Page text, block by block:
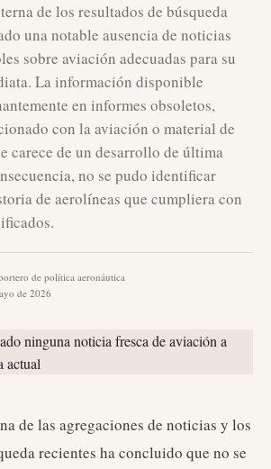
de los resultados de búsqueda
una notable ausencia de noticias
sobre aviación adecuadas para su
La información disponible
en informes obsoletos,
con la aviación o material de
carece de un desarrollo de última
no se pudo identificar
de aerolíneas que cumpliera con
de política aeronáutica
de 2026
de las agregaciones de noticias y los
recientes ha concluido que no se